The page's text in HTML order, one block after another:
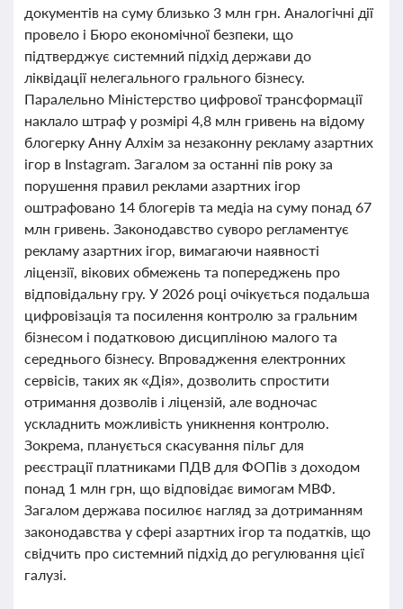
документів на суму близько 3 млн грн. Аналогічні дії
провело і Бюро економічної безпеки, що
підтверджує системний підхід держави до
ліквідації нелегального грального бізнесу.
Паралельно Міністерство цифрової трансформації
наклало штраф у розмірі 4,8 млн гривень на відому
блогерку Анну Алхім за незаконну рекламу азартних
ігор в Instagram. Загалом за останні пів року за
порушення правил реклами азартних ігор
оштрафовано 14 блогерів та медіа на суму понад 67
млн гривень. Законодавство суворо регламентує
рекламу азартних ігор, вимагаючи наявності
ліцензії, вікових обмежень та попереджень про
відповідальну гру. У 2026 році очікується подальша
цифровізація та посилення контролю за гральним
бізнесом і податковою дисципліною малого та
середнього бізнесу. Впровадження електронних
сервісів, таких як «Дія», дозволить спростити
отримання дозволів і ліцензій, але водночас
ускладнить можливість уникнення контролю.
Зокрема, планується скасування пільг для
реєстрації платниками ПДВ для ФОПів з доходом
понад 1 млн грн, що відповідає вимогам МВФ.
Загалом держава посилює нагляд за дотриманням
законодавства у сфері азартних ігор та податків, що
свідчить про системний підхід до регулювання цієї
галузі.